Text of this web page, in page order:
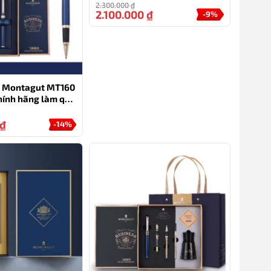
Montagut MT160
hãng làm quà
-14%
₫
2.300.000₫
-9%
2.100.000₫